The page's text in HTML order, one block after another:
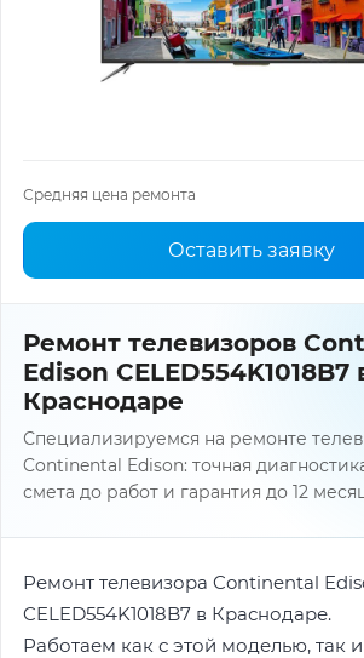
Средняя цена ремонта
Оставить заявку
Ремонт телевизоров
Edison CELED554K1018B7
Краснодаре
Специализируемся на ремонте
Continental Edison: точная
смета до работ и гарантия до 12
Ремонт телевизора Continental
CELED554K1018B7 в Краснодаре.
Работаем как с этой моделью, так